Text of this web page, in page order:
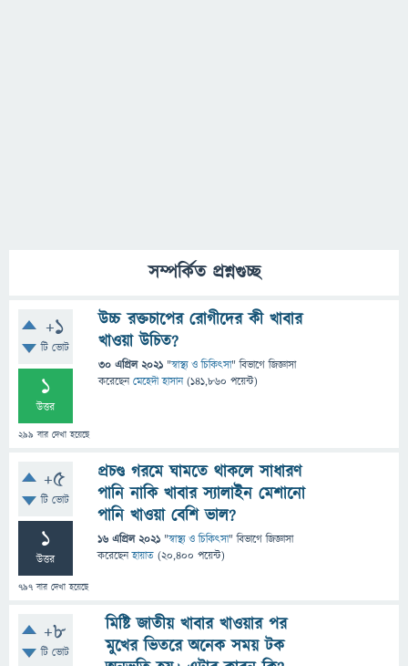
সম্পর্কিত প্রশ্নগুচ্ছ
+1
টি ভোট
1
উত্তর
299 বার দেখা হয়েছে
উচ্চ রক্তচাপের রোগীদের কী খাবার
খাওয়া উচিত?
30 এপ্রিল 2021 "স্বাস্থ্য ও চিকিৎসা" বিভাগে জিজ্ঞাসা
করেছেনমেহেদী হাসান (141,860 পয়েন্ট)
+5
টি ভোট
1
উত্তর
797 বার দেখা হয়েছে
প্রচণ্ড গরমে ঘামতে থাকলে সাধারণ
পানি নাকি খাবার স্যালাইন মেশানো
পানি খাওয়া বেশি ভাল?
16 এপ্রিল 2021 "স্বাস্থ্য ও চিকিৎসা" বিভাগে জিজ্ঞাসা
করেছেনহায়াত (20,400 পয়েন্ট)
+8
টি ভোট
মিষ্টি জাতীয় খাবার খাওয়ার পর
মুখের ভিতরে অনেক সময় টক